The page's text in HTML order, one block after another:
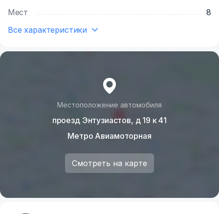
Мест
8
Все характеристики
Местоположение автомобиля
проезд Энтузиастов, д 19 к 41
Метро Авиамоторная
Смотреть на карте